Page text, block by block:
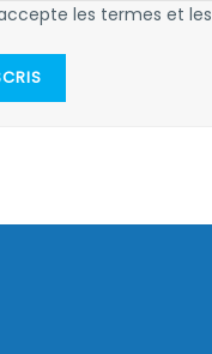
les termes et les